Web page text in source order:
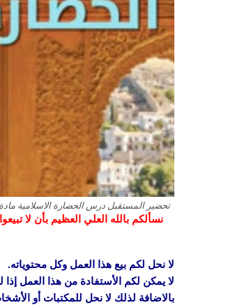
تحضير المستقبل درس الحضارة الاسلامية مادة
نسألكم بالله العلي العظيم بأن لا
لا نحل لكم بيع هذا العمل وكل محتوياته.
لا يمكن لكم الأستفادة من هذا العمل إذا
بالاضافة لذلك لا نحل للمكتبات أو